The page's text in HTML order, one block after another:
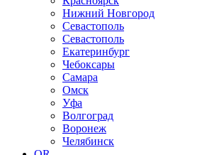
Нижний Новгород
Севастополь
Севастополь
Екатеринбург
Чебоксары
Самара
Омск
Уфа
Волгоград
Воронеж
Челябинск